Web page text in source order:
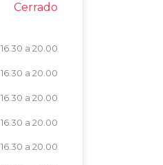
Cerrado
16.30 a 20.00
16.30 a 20.00
16.30 a 20.00
16.30 a 20.00
16.30 a 20.00